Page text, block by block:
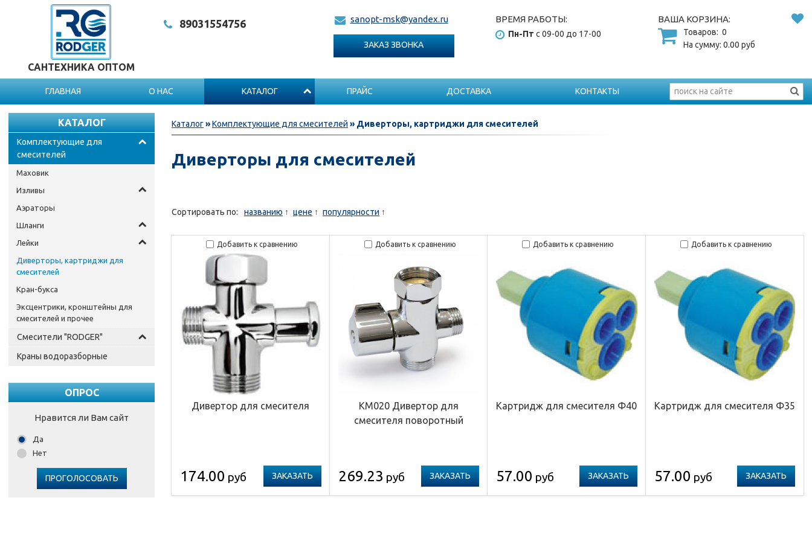
САНТЕХНИКА ОПТОМ
89031554756 sanopt-msk@yandex.ru
ЗАКАЗ ЗВОНКА
ВРЕМЯ РАБОТЫ:
Пн-Пт с 09-00 до 17-00
ВАША КОРЗИНА:
Товаров: 0
На сумму:0.00 руб
ГЛАВНАЯ О НАС КАТАЛОГ ПРАЙС ДОСТАВКА КОНТАКТЫ
КАТАЛОГ
Комплектующие для
смесителей
Маховик
Изливы
Аэраторы
Шланги
Лейки
Диверторы, картриджи для
смесителей
Кран-букса
Эксцентрики, кронштейны для
смесителей и прочее
Смесители "RODGER"
Краны водоразборные
ОПРОС
Нравится ли Вам сайт
Да
Нет
ПРОГОЛОСОВАТЬ
Каталог»Комплектующие для смесителей » Диверторы, картриджи для смесителей
Диверторы для смесителей
Сортировать по: названию цене популярности
Добавить к сравнению
Дивертор для смесителя
174.00 руб ЗАКАЗАТЬ
Добавить к сравнению
КМ020 Дивертор для
смесителя поворотный
269.23 руб ЗАКАЗАТЬ
Добавить к сравнению
Картридж для смесителя Ф40
57.00 руб ЗАКАЗАТЬ
Добавить к сравнению
Картридж для смесителя Ф35
57.00 руб ЗАКАЗАТЬ